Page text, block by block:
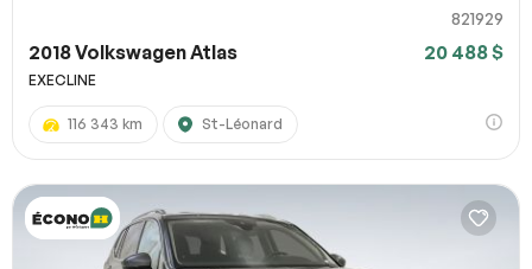
821929
2018 Volkswagen Atlas 20 488 $
EXECLINE
116 343 km St-Léonard